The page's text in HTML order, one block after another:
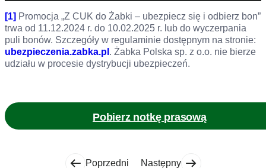
[1] Promocja „Z CUK do Żabki – ubezpiecz się i odbierz bon”
trwa od 11.12.2024 r. do 10.02.2025 r. lub do wyczerpania
puli bonów. Szczegóły w regulaminie dostępnym na stronie:
ubezpieczenia.zabka.pl . Żabka Polska sp. z o.o. nie bierze
udziału w procesie dystrybucji ubezpieczeń.
Pobierz notkę prasową
Poprzedni Następny